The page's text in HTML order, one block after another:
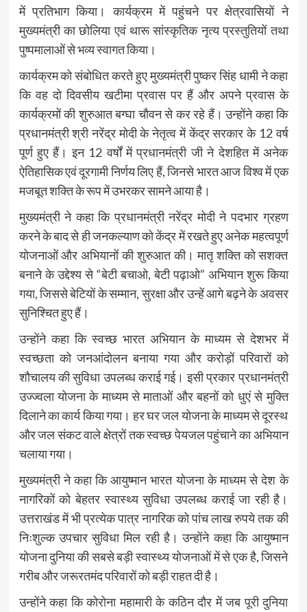
में प्रतिभाग किया। कार्यक्रम में पहुंचने पर क्षेत्रवासियों ने
मुख्यमंत्री का छोलिया एवं थारू सांस्कृतिक नृत्य प्रस्तुतियों तथा
पुष्पमालाओं से भव्य स्वागत किया।
कार्यक्रम को संबोधित करते हुए मुख्यमंत्री पुष्कर सिंह धामी ने कहा
कि वह दो दिवसीय खटीमा प्रवास पर हैं और अपने प्रवास के
कार्यक्रमों की शुरुआत बग्घा चौवन से कर रहे हैं। उन्होंने कहा कि
प्रधानमंत्री श्री नरेंद्र मोदी के नेतृत्व में केंद्र सरकार के 12 वर्ष
पूर्ण हुए हैं। इन 12 वर्षों में प्रधानमंत्री जी ने देशहित में अनेक
ऐतिहासिक एवं दूरगामी निर्णय लिए हैं, जिनसे भारत आज विश्व में एक
मजबूत शक्ति के रूप में उभरकर सामने आया है।
मुख्यमंत्री ने कहा कि प्रधानमंत्री नरेंद्र मोदी ने पदभार ग्रहण
करने के बाद से ही जनकल्याण को केंद्र में रखते हुए अनेक महत्वपूर्ण
योजनाओं और अभियानों की शुरुआत की। मातृ शक्ति को सशक्त
बनाने के उद्देश्य से “बेटी बचाओ, बेटी पढ़ाओ” अभियान शुरू किया
गया, जिससे बेटियों के सम्मान, सुरक्षा और उन्हें आगे बढ़ने के अवसर
सुनिश्चित हुए हैं।
उन्होंने कहा कि स्वच्छ भारत अभियान के माध्यम से देशभर में
स्वच्छता को जनआंदोलन बनाया गया और करोड़ों परिवारों को
शौचालय की सुविधा उपलब्ध कराई गई। इसी प्रकार प्रधानमंत्री
उज्ज्वला योजना के माध्यम से माताओं और बहनों को धुएं से मुक्ति
दिलाने का कार्य किया गया। हर घर जल योजना के माध्यम से दूरस्थ
और जल संकट वाले क्षेत्रों तक स्वच्छ पेयजल पहुंचाने का अभियान
चलाया गया।
मुख्यमंत्री ने कहा कि आयुष्मान भारत योजना के माध्यम से देश के
नागरिकों को बेहतर स्वास्थ्य सुविधा उपलब्ध कराई जा रही है।
उत्तराखंड में भी प्रत्येक पात्र नागरिक को पांच लाख रुपये तक की
निःशुल्क उपचार सुविधा मिल रही है। उन्होंने कहा कि आयुष्मान
योजना दुनिया की सबसे बड़ी स्वास्थ्य योजनाओं में से एक है, जिसने
गरीब और जरूरतमंद परिवारों को बड़ी राहत दी है।
उन्होंने कहा कि कोरोना महामारी के कठिन दौर में जब पूरी दुनिया